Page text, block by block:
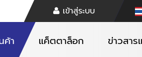
เข้าสู่ระบบ
ค้า แค็ตตาล็อก ข่าวสาร